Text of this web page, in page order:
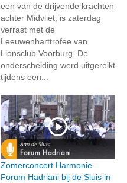
een van de drijvende krachten
achter Midvliet, is zaterdag
verrast met de
Leeuwenharttrofee van
Lionsclub Voorburg. De
onderscheiding werd uitgereikt
tijdens een...
Zomerconcert Harmonie
Forum Hadriani bij de Sluis in